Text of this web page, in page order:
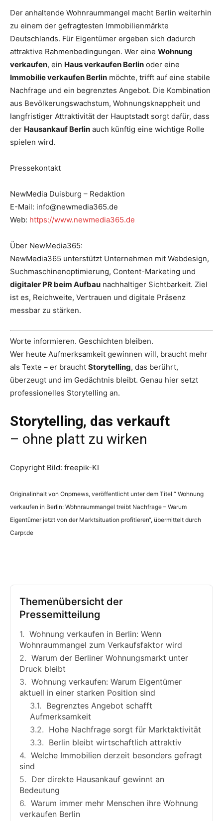
Der anhaltende Wohnraummangel macht Berlin weiterhin
zu einem der gefragtesten Immobilienmärkte
Deutschlands. Für Eigentümer ergeben sich dadurch
attraktive Rahmenbedingungen. Wer eine Wohnung
verkaufen, ein Haus verkaufen Berlin oder eine
Immobilie verkaufen Berlin möchte, trifft auf eine stabile
Nachfrage und ein begrenztes Angebot. Die Kombination
aus Bevölkerungswachstum, Wohnungsknappheit und
langfristiger Attraktivität der Hauptstadt sorgt dafür, dass
der Hausankauf Berlin auch künftig eine wichtige Rolle
spielen wird.
Pressekontakt
NewMedia Duisburg – Redaktion
E-Mail: info@newmedia365.de
Web: https://www.newmedia365.de
Über NewMedia365:
NewMedia365 unterstützt Unternehmen mit Webdesign,
Suchmaschinenoptimierung, Content-Marketing und
digitaler PR beim Aufbau nachhaltiger Sichtbarkeit. Ziel
ist es, Reichweite, Vertrauen und digitale Präsenz
messbar zu stärken.
Worte informieren. Geschichten bleiben.
Wer heute Aufmerksamkeit gewinnen will, braucht mehr
als Texte – er braucht Storytelling, das berührt,
überzeugt und im Gedächtnis bleibt. Genau hier setzt
professionelles Storytelling an.
Storytelling, das verkauft
– ohne platt zu wirken
Copyright Bild: freepik-KI
Originalinhalt von Onprnews, veröffentlicht unter dem Titel “ Wohnung
verkaufen in Berlin: Wohnraummangel treibt Nachfrage – Warum
Eigentümer jetzt von der Marktsituation profitieren“, übermittelt durch
Carpr.de
Themenübersicht der
Pressemitteilung
Wohnung verkaufen in Berlin: Wenn
Wohnraummangel zum Verkaufsfaktor wird
Warum der Berliner Wohnungsmarkt unter
Druck bleibt
Wohnung verkaufen: Warum Eigentümer
aktuell in einer starken Position sind
Begrenztes Angebot schafft
Aufmerksamkeit
Hohe Nachfrage sorgt für Marktaktivität
Berlin bleibt wirtschaftlich attraktiv
Welche Immobilien derzeit besonders gefragt
sind
Der direkte Hausankauf gewinnt an
Bedeutung
Warum immer mehr Menschen ihre Wohnung
verkaufen Berlin